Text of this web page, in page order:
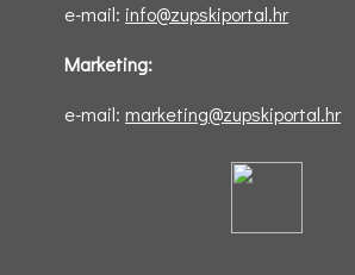
e-mail: info@zupskiportal.hr
Marketing:
e-mail: marketing@zupskiportal.hr